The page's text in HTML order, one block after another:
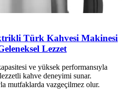
Türk Kahvesi Makinesi
Lezzet
ve yüksek performansıyla
kahve deneyimi sunar.
mutfaklarda vazgeçilmez olur.